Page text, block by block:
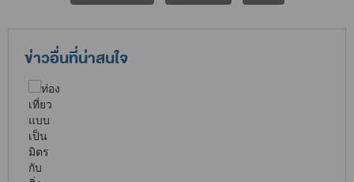
ข่าวอื่นที่น่าสนใจ